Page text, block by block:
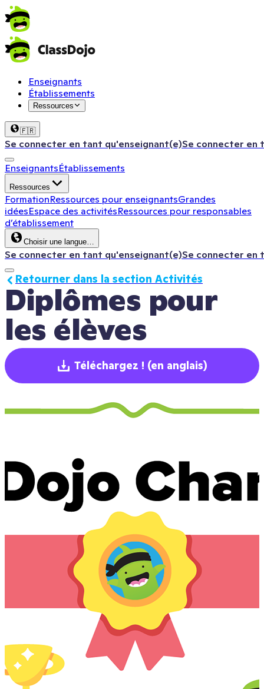
Enseignants
Établissements
Ressources
🇫🇷
Se connecter en tant qu'enseignant(e)Se connecter en
EnseignantsÉtablissements
Ressources
FormationRessources pour enseignantsGrandes
idéesEspace des activitésRessources pour responsables
d’établissement
Choisir une langue…
Se connecter en tant qu'enseignant(e)Se connecter en
Diplômes pour
les élèves
Retourner dans la section Activités
Téléchargez ! (en anglais)